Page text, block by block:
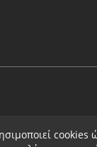
cookies